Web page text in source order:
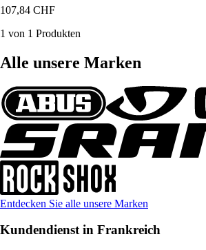
107,84 CHF
1 von 1 Produkten
Alle unsere Marken
Entdecken Sie alle unsere Marken
Kundendienst in Frankreich